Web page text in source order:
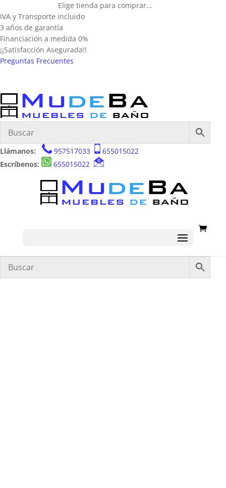
Elige tienda para comprar...
IVA y Transporte incluido
3 años de garantía
Financiación a medida 0%
¡¡Satisfacción Asegurada!!
Preguntas Frecuentes
Llámanos: 957517033
655015022
Escríbenos:
655015022